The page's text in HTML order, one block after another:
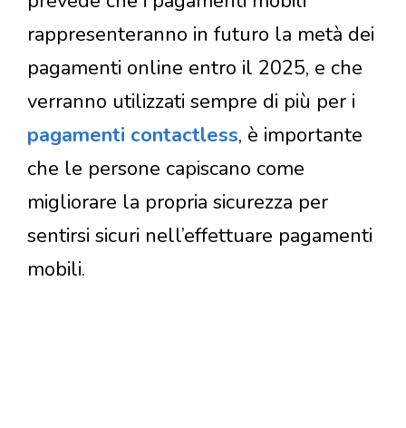
rappresenteranno in futuro la metà dei
pagamenti online entro il 2025, e che
verranno utilizzati sempre di più per i
pagamenti contactless, è importante
che le persone capiscano come
migliorare la propria sicurezza per
sentirsi sicuri nell’effettuare pagamenti
mobili.